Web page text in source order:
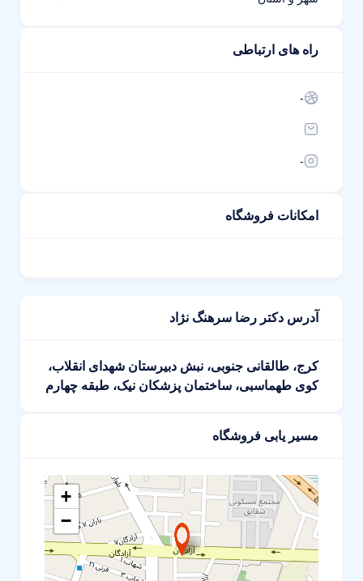
راه های ارتباطی
-
-
امکانات فروشگاه
آدرس دکتر رضا سرهنگ نژاد
کرج، طالقانی جنوبی، نبش دبیرستان شهدای انقلاب،
کوی طهماسبی، ساختمان پزشکان نیک، طبقه چهارم
مسیر یابی فروشگاه
+
−